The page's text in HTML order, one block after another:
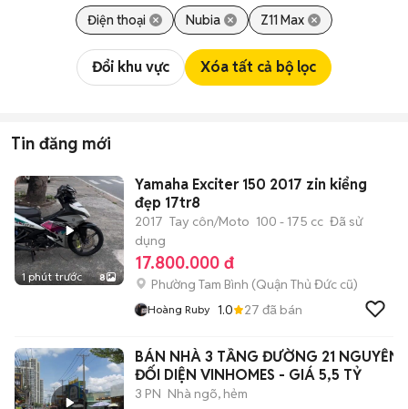
Điện thoại Nubia Z11 Max
Đổi khu vực Xóa tất cả bộ lọc
Tin đăng mới
1 phút trước 8
Yamaha Exciter 150 2017 zin kiểng
đẹp 17tr8
2017 Tay côn/Moto 100 - 175 cc Đã sử
dụng
17.800.000 đ
Phường Tam Bình (Quận Thủ Đức cũ)
Hoàng Ruby 1.0 27 đã bán
BÁN NHÀ 3 TẦNG ĐƯỜNG 21 NGUYỄN
ĐỐI DIỆN VINHOMES - GIÁ 5,5 TỶ
3 PN Nhà ngõ, hẻm